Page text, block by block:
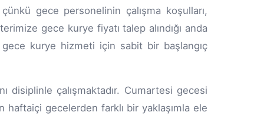
gece personelinin çalışma koşulları,
gece kurye fiyatı talep alındığı anda
kurye hizmeti için sabit bir başlangıç
çalışmaktadır. Cumartesi gecesi
haftaiçi gecelerden farklı bir yaklaşımla ele